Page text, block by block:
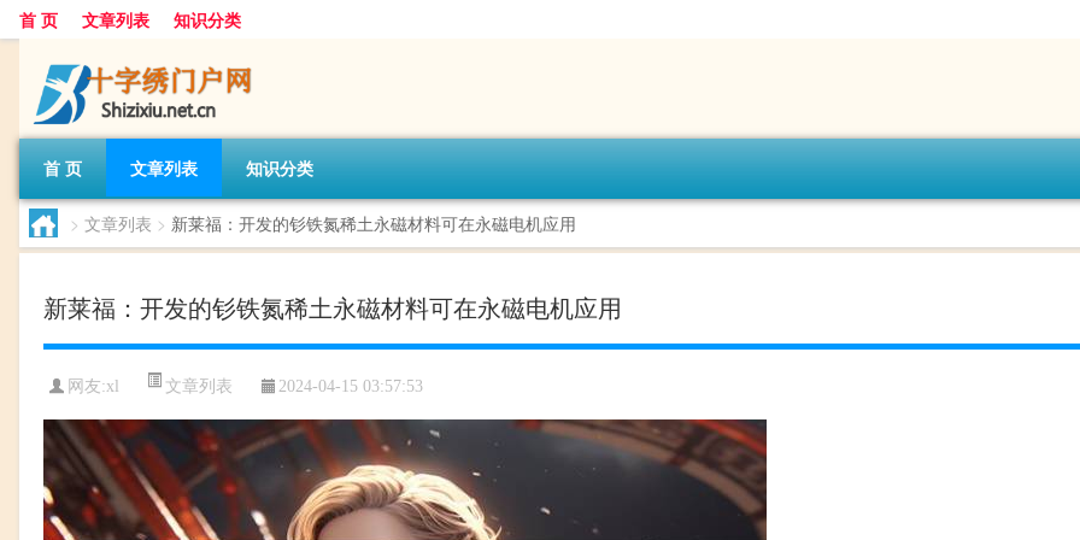
首 页 文章列表 知识分类
首 页 文章列表 知识分类
> 文章列表 > 新莱福：开发的钐铁氮稀土永磁材料可在永磁电机应用
新莱福：开发的钐铁氮稀土永磁材料可在永磁电机应用
网友:xl 文章列表 2024-04-15 03:57:53